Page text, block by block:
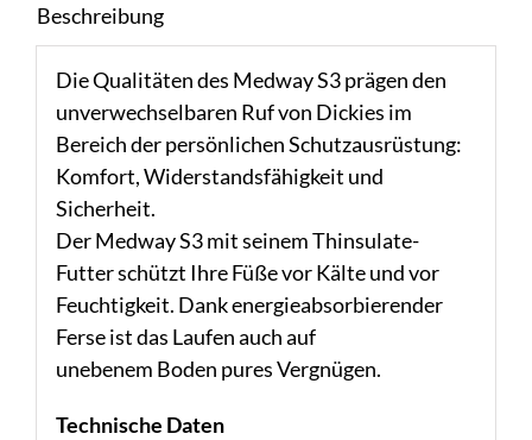
Beschreibung
Die Qualitäten des Medway S3 prägen den
unverwechselbaren Ruf von Dickies im
Bereich der persönlichen Schutzausrüstung:
Komfort, Widerstandsfähigkeit und
Sicherheit.
Der Medway S3 mit seinem Thinsulate-
Futter schützt Ihre Füße vor Kälte und vor
Feuchtigkeit. Dank energieabsorbierender
Ferse ist das Laufen auch auf
unebenem Boden pures Vergnügen.
Technische Daten